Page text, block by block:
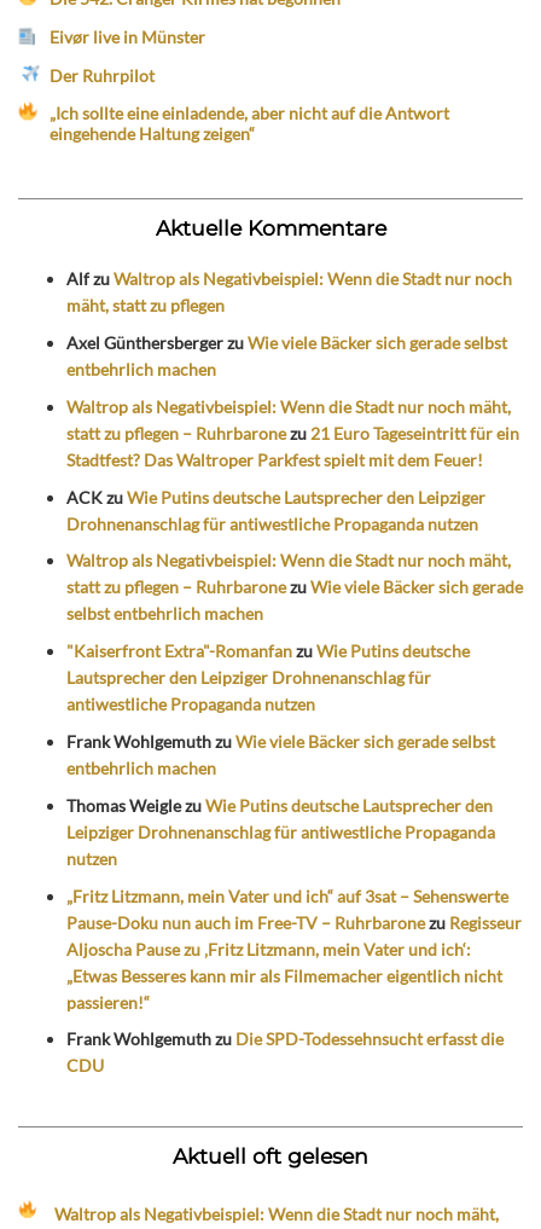
Eivør live in Münster
Der Ruhrpilot
„Ich sollte eine einladende, aber nicht auf die Antwort
eingehende Haltung zeigen“
Aktuelle Kommentare
AlfzuWaltrop als Negativbeispiel: Wenn die Stadt nur noch
mäht, statt zu pflegen
Axel GünthersbergerzuWie viele Bäcker sich gerade selbst
entbehrlich machen
Waltrop als Negativbeispiel: Wenn die Stadt nur noch mäht,
statt zu pflegen – Ruhrbaronezu 21 Euro Tageseintritt für ein
Stadtfest? Das Waltroper Parkfest spielt mit dem Feuer!
ACKzuWie Putins deutsche Lautsprecher den Leipziger
Drohnenanschlag für antiwestliche Propaganda nutzen
Waltrop als Negativbeispiel: Wenn die Stadt nur noch mäht,
statt zu pflegen – RuhrbaronezuWie viele Bäcker sich gerade
selbst entbehrlich machen
"Kaiserfront Extra"-RomanfanzuWie Putins deutsche
Lautsprecher den Leipziger Drohnenanschlag für
antiwestliche Propaganda nutzen
Frank WohlgemuthzuWie viele Bäcker sich gerade selbst
entbehrlich machen
Thomas WeiglezuWie Putins deutsche Lautsprecher den
Leipziger Drohnenanschlag für antiwestliche Propaganda
nutzen
„Fritz Litzmann, mein Vater und ich“ auf 3sat – Sehenswerte
Pause-Doku nun auch im Free-TV – Ruhrbaronezu Regisseur
Aljoscha Pause zu ‚Fritz Litzmann, mein Vater und ich‘:
„Etwas Besseres kann mir als Filmemacher eigentlich nicht
passieren!“
Frank Wohlgemuthzu Die SPD-Todessehnsucht erfasst die
CDU
Aktuell oft gelesen
Waltrop als Negativbeispiel: Wenn die Stadt nur noch mäht,